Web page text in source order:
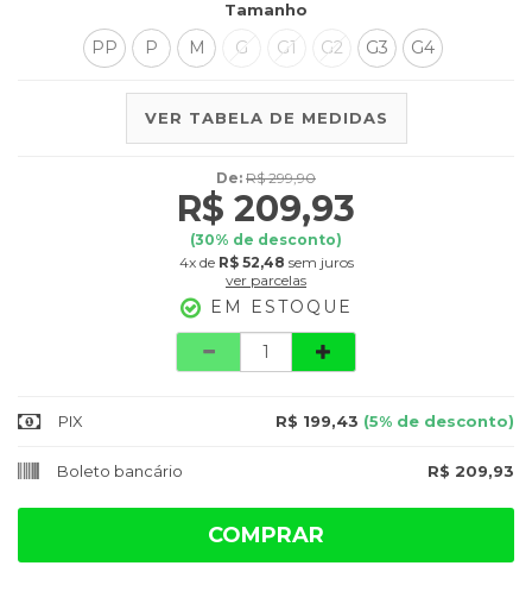
Tamanho
PP P M G G1 G2 G3 G4
VER TABELA DE MEDIDAS
De: R$ 299,90
R$ 209,93
(30% de desconto)
4xde R$ 52,48 sem juros
ver parcelas
EM ESTOQUE
PIX R$ 199,43 (5% de desconto)
Boleto bancário R$ 209,93
COMPRAR